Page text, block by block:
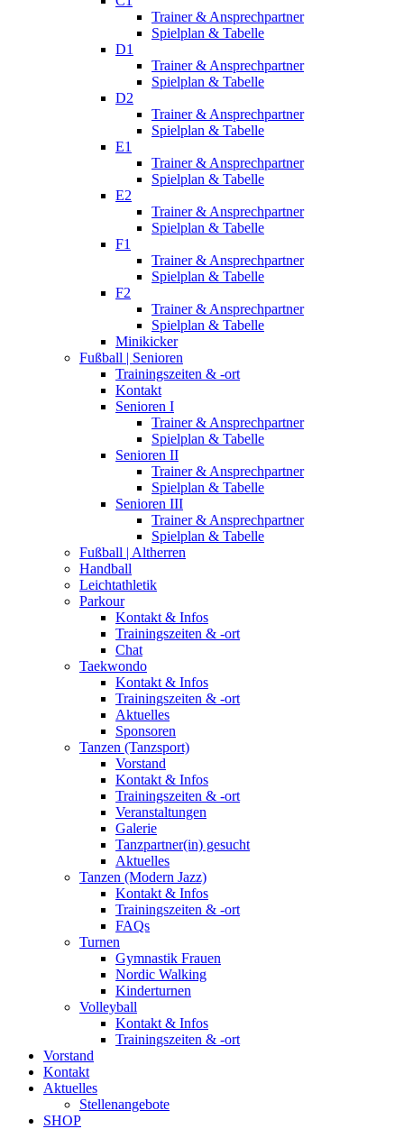
Trainer & Ansprechpartner
Spielplan & Tabelle
D1
Trainer & Ansprechpartner
Spielplan & Tabelle
D2
Trainer & Ansprechpartner
Spielplan & Tabelle
E1
Trainer & Ansprechpartner
Spielplan & Tabelle
E2
Trainer & Ansprechpartner
Spielplan & Tabelle
F1
Trainer & Ansprechpartner
Spielplan & Tabelle
F2
Trainer & Ansprechpartner
Spielplan & Tabelle
Minikicker
Fußball | Senioren
Trainingszeiten & -ort
Kontakt
Senioren I
Trainer & Ansprechpartner
Spielplan & Tabelle
Senioren II
Trainer & Ansprechpartner
Spielplan & Tabelle
Senioren III
Trainer & Ansprechpartner
Spielplan & Tabelle
Fußball | Altherren
Handball
Leichtathletik
Parkour
Kontakt & Infos
Trainingszeiten & -ort
Chat
Taekwondo
Kontakt & Infos
Trainingszeiten & -ort
Aktuelles
Sponsoren
Tanzen (Tanzsport)
Vorstand
Kontakt & Infos
Trainingszeiten & -ort
Veranstaltungen
Galerie
Tanzpartner(in) gesucht
Aktuelles
Tanzen (Modern Jazz)
Kontakt & Infos
Trainingszeiten & -ort
FAQs
Turnen
Gymnastik Frauen
Nordic Walking
Kinderturnen
Volleyball
Kontakt & Infos
Trainingszeiten & -ort
Vorstand
Kontakt
Aktuelles
Stellenangebote
SHOP